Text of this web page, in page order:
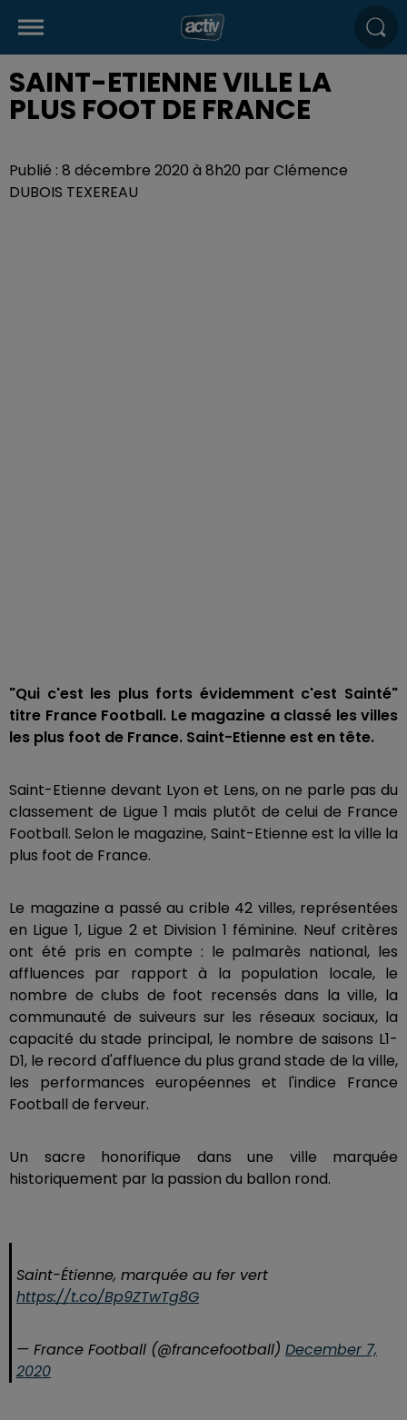
SAINT-ETIENNE VILLE LA
PLUS FOOT DE FRANCE
Publié : 8 décembre 2020 à 8h20 par Clémence
DUBOIS TEXEREAU
"Qui c'est les plus forts évidemment c'est Sainté"
titre France Football. Le magazine a classé les villes
les plus foot de France. Saint-Etienne est en tête.
Saint-Etienne devant Lyon et Lens, on ne parle pas du
classement de Ligue 1 mais plutôt de celui de France
Football. Selon le magazine, Saint-Etienne est la ville la
plus foot de France.
Le magazine a passé au crible 42 villes, représentées
en Ligue 1, Ligue 2 et Division 1 féminine. Neuf critères
ont été pris en compte : le palmarès national, les
affluences par rapport à la population locale, le
nombre de clubs de foot recensés dans la ville, la
communauté de suiveurs sur les réseaux sociaux, la
capacité du stade principal, le nombre de saisons L1-
D1, le record d'affluence du plus grand stade de la ville,
les performances européennes et l'indice France
Football de ferveur.
Un sacre honorifique dans une ville marquée
historiquement par la passion du ballon rond.
Saint-Étienne, marquée au fer vert
https://t.co/Bp9ZTwTg8G
— France Football (@francefootball) December 7,
2020